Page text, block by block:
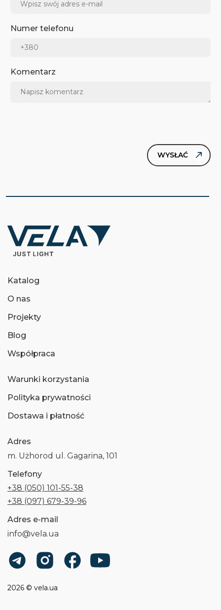
Numer telefonu
Komentarz
Katalog
O nas
Projekty
Blog
Współpraca
Warunki korzystania
Polityka prywatności
Dostawa i płatność
Adres
m. Użhorod ul. Gagarina, 101
Telefony
+38 (050) 101-55-38
+38 (097) 679-39-96
Adres e-mail
info@vela.ua
2026 © vela.ua